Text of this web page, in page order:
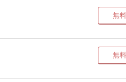
無料
無料